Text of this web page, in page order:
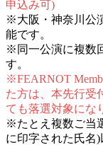
申込み可)
※大阪・神奈川公
能です。
※同一公演に複数
す。
※FEARNOT
た方は、本先行受
ても落選対象にな
※たとえ複数ご当
に印字された氏名